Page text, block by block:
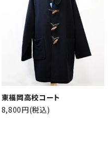
東福岡高校コート
8,800円(税込)